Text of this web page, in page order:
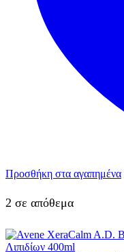
Προσθήκη στα αγαπημένα
2 σε απόθεμα